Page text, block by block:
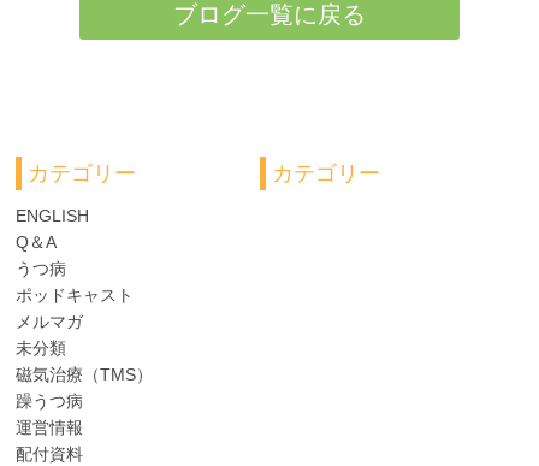
ブログ一覧に戻る
カテゴリー
ENGLISH
Q＆A
うつ病
ポッドキャスト
メルマガ
未分類
磁気治療（TMS）
躁うつ病
運営情報
配付資料
カテゴリー